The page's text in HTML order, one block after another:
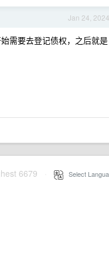
Jan 24, 2024
需要去登记债权，之后就是
6679 Select